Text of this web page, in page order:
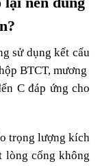
sử dụng kết cấu
BTCT, mương
C đáp ứng cho
trọng lượng kích
lòng cống không